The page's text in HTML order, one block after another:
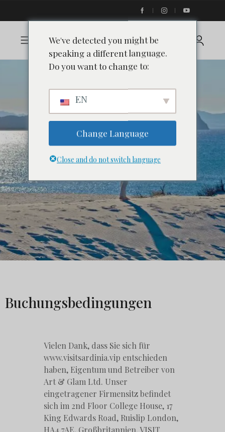
Buchungsbedingungen
Vielen Dank, dass Sie sich für
www.visitsardinia.vip entschieden
haben, Eigentum und Betreiber von
Art & Glam Ltd. Unser
eingetragener Firmensitz befindet
sich im 2nd Floor College House, 17
King Edwards Road, Ruislip London,
HA4 7AE, Großbritannien. VISIT
We've detected you might be
speaking a different language.
Do you want to change to:
EN
Change Language
Close and do not switch language